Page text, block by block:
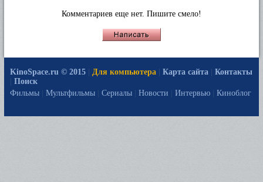
Комментариев еще нет. Пишите смело!
KinoSpace.ru © 2015 Для компьютера Карта сайта
Контакты
Поиск
Фильмы
Мультфильмы Сериалы Новости Интервью Киноблог